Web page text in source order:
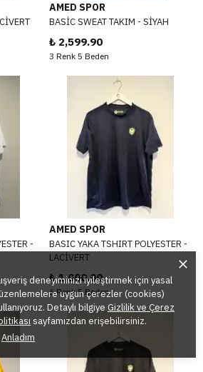
deneyiminizi iyileştirmek için yasal
uygun çerezler (cookies)
Detaylı bilgiye Gizlilik ve Çerez
sayfamızdan erişebilirsiniz.
Anladım
AMED SPOR
BASİC SWEAT TAKIM - SİYAH
₺ 2,599.90
3 Renk 5 Beden
-
AMED SPOR
BASIC YAKA TSHIRT POLYESTER -
LACİVERT
₺ 1,000.00
6 Renk 5 Beden